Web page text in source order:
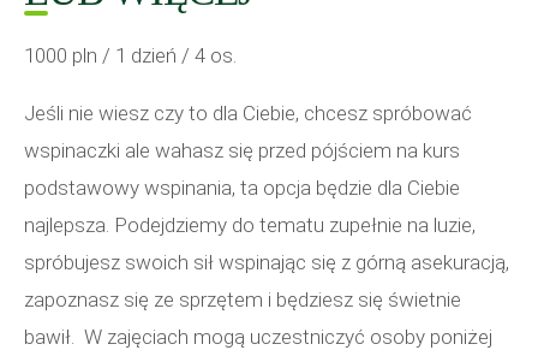
1000 pln / 1 dzień / 4 os.
Jeśli nie wiesz czy to dla Ciebie, chcesz spróbować
wspinaczki ale wahasz się przed pójściem na kurs
podstawowy wspinania, ta opcja będzie dla Ciebie
najlepsza. Podejdziemy do tematu zupełnie na luzie,
spróbujesz swoich sił wspinając się z górną asekuracją,
zapoznasz się ze sprzętem i będziesz się świetnie
bawił. W zajęciach mogą uczestniczyć osoby poniżej